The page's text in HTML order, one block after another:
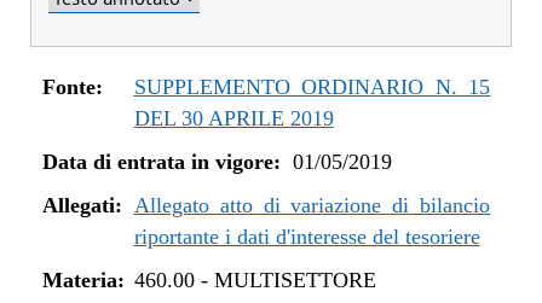
dal 26/02/2021 al 11/08/2021
dal 02/07/2020 al 25/02/2021
dal 01/01/2020 al 01/07/2020
dal 07/11/2019 al 31/12/2019
dal 01/05/2019 al 10/07/2019
Fonte:
SUPPLEMENTO ORDINARIO N. 15
DEL 30 APRILE 2019
Data di entrata in vigore: 01/05/2019
Allegati: Allegato atto di variazione di bilancio
riportante i dati d'interesse del tesoriere
Materia: 460.00- MULTISETTORE